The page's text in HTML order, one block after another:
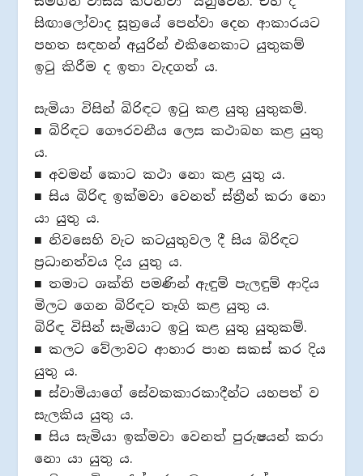
සිඟාලෝවාද සූත්‍රයේ පෙන්වා දෙන ආකාරයට
පහත සඳහන් අයුරින් එකිනෙකාට යුතුකම්
ඉටු කිරීම ද ඉතා වැදගත් ය.
සැමියා විසින් බිරිඳට ඉටු කළ යුතු යුතුකම්.
■ බිරිඳට ගෞරවනීය ලෙස කථාබහ කළ යුතු
ය.
■ අවමන් කොට කථා නො කළ යුතු ය.
■ සිය බිරිඳ ඉක්මවා වෙනත් ස්ත්‍රීන් කරා නො
යා යුතු ය.
■ නිවසෙහි වැට කටයුතුවල දී සිය බිරිඳට
ප්‍රධානත්වය දිය යුතු ය.
■ තමාට ශක්ති පමණින් ඇඳුම් පැලඳුම් ආදිය
මිලට ගෙන බිරිඳට තෑගි කළ යුතු ය.
බිරිඳ විසින් සැමියාට ඉටු කළ යුතු යුතුකම්.
■ කලට වේලාවට ආහාර පාන සකස් කර දිය
යුතු ය.
■ ස්වාමියාගේ සේවකකාරකාදීන්ට යහපත් ව
සැලකිය යුතු ය.
■ සිය සැමියා ඉක්මවා වෙනත් පුරුෂයන් කරා
නො යා යුතු ය.